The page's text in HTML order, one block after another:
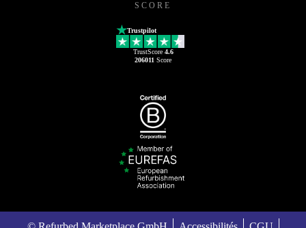
SCORE
Trustpilot
TrustScore 4.6
206011 Score